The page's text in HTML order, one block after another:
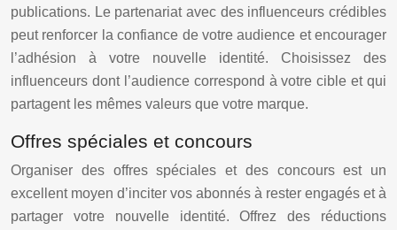
publications. Le partenariat avec des influenceurs crédibles
peut renforcer la confiance de votre audience et encourager
l’adhésion à votre nouvelle identité. Choisissez des
influenceurs dont l’audience correspond à votre cible et qui
partagent les mêmes valeurs que votre marque.
Offres spéciales et concours
Organiser des offres spéciales et des concours est un
excellent moyen d’inciter vos abonnés à rester engagés et à
partager votre nouvelle identité. Offrez des réductions